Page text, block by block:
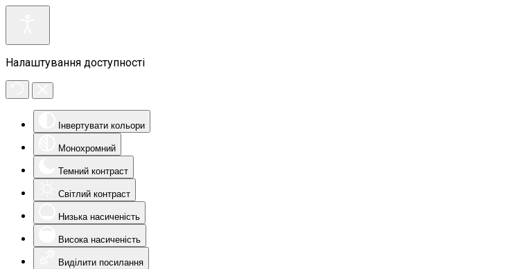
Налаштування доступності
Інвертувати кольори
Монохромний
Темний контраст
Світлий контраст
Низька насиченість
Висока насиченість
Виділити посилання